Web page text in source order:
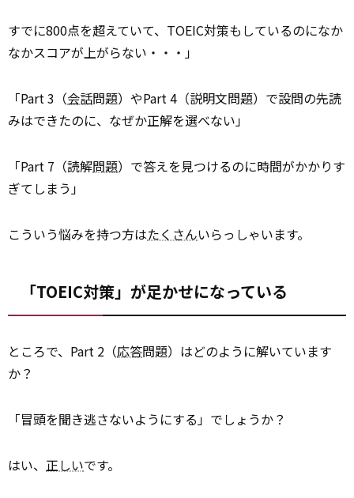
すでに800点を超えていて、TOEIC対策もしているのになか
なかスコアが上がらない・・・」
「Part 3（会話問題）やPart 4（説明文問題）で設問の先読
みはできたのに、なぜか正解を選べない」
「Part 7（読解問題）で答えを見つけるのに時間がかかりす
ぎてしまう」
こういう悩みを持つ方はたくさんいらっしゃいます。
「TOEIC対策」が足かせになっている
ところで、Part 2（応答問題）はどのように解いています
か？
「冒頭を聞き逃さないようにする」でしょうか？
はい、 正しいです。